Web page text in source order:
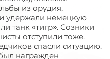
из орудия,
удержали немецкую
танк «тигр». Созники
отступили тоже.
спасли ситуацию.
награжден